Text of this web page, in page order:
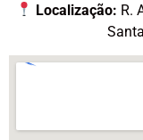
Localização: R.